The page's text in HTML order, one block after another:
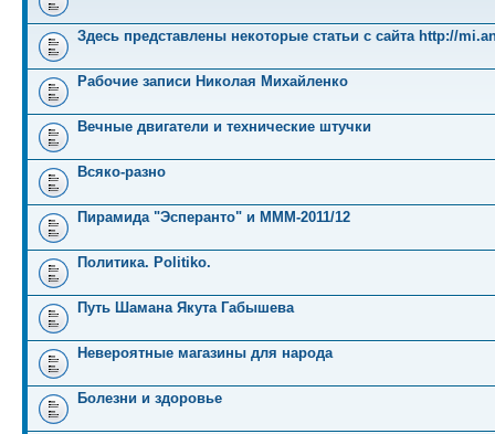
Здесь представлены некоторые статьи с сайта http://
Рабочие записи Николая Михайленко
Вечные двигатели и технические штучки
Всяко-разно
Пирамида "Эсперанто" и MMM-2011/12
Политика. Politiko.
Путь Шамана Якута Габышева
Невероятные магазины для народа
Болезни и здоровье